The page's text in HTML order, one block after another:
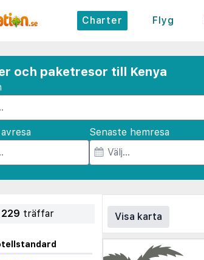
Charter Flyg
och paketresor till Kenya
Senaste hemresa
229 träffar Visa karta